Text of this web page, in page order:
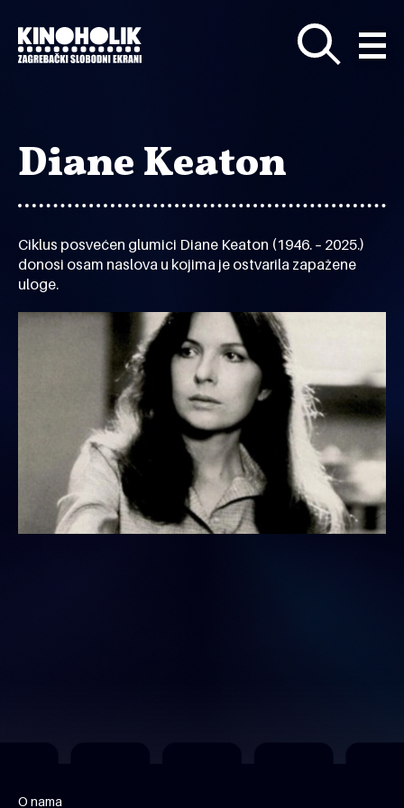
glavni
sadržaj
Diane Keaton
Ciklus posvećen glumici Diane Keaton (1946. – 2025.)
donosi osam naslova u kojima je ostvarila zapažene
uloge.
O nama